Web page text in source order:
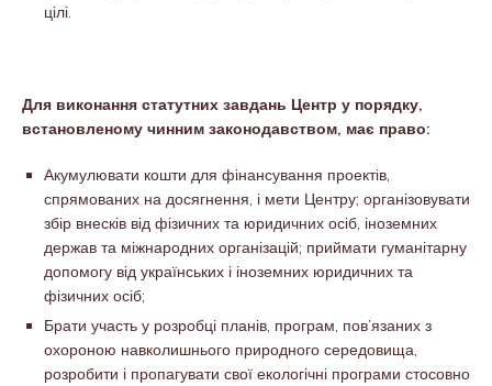
цілі.
Для виконання статутних завдань Центр у порядку,
встановленому чинним законодавством, має право:
Акумулювати кошти для фінансування проектів,
спрямованих на досягнення, і мети Центру; організовувати
збір внесків від фізичних та юридичних осіб, іноземних
держав та міжнародних організацій; приймати гуманітарну
допомогу від українських і іноземних юридичних та
фізичних осіб;
Брати участь у розробці планів, програм, пов’язаних з
охороною навколишнього природного середовища,
розробити і пропагувати свої екологічні програми стосовно